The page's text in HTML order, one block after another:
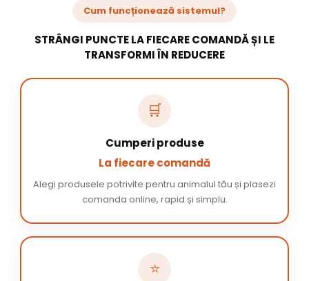
Cum funcționează sistemul?
STRÂNGI PUNCTE LA FIECARE COMANDĂ ȘI LE
TRANSFORMI ÎN REDUCERE
🛒
Cumperi produse
La fiecare comandă
Alegi produsele potrivite pentru animalul tău și plasezi
comanda online, rapid și simplu.
⭐